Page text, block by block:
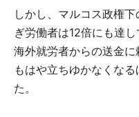
しかし、マルコス政権
ぎ労働者は12倍にも達
海外就労者からの送金
もはや立ちゆかなくな
た。